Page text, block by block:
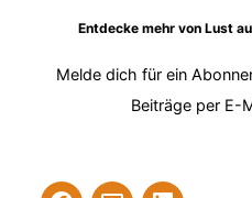
Entdecke mehr von Lust
Melde dich für ein
Beiträge per E-